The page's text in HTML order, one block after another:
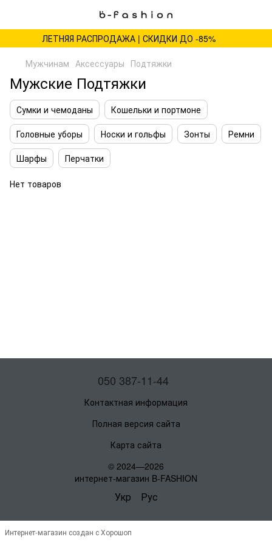
ЛЕТНЯЯ РАСПРОДАЖА | СКИДКИ ДО -85%
Мужчинам Аксессуары Подтяжки
Мужские Подтяжки
Сумки и чемоданы
Кошельки и портмоне
Головные уборы
Носки и гольфы Зонты
Ремни
Шарфы
Перчатки
Нет товаров
050 387-11-44
Контактная информация
Полная версия сайта
Карта сайта
© 2024—2026
интернет-магазин B-FASHION
Укр Рус
Интернет-магазин создан с Хорошоп